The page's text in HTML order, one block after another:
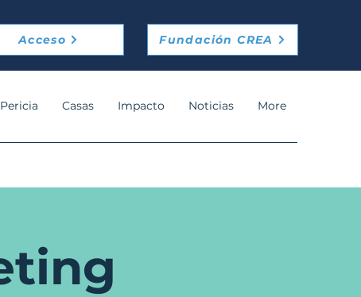
Acceso Fundación CREA
Pericia Casas Impacto Noticias More